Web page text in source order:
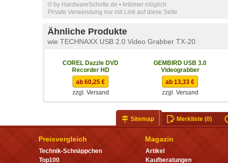
© by HardwareSchotte.de • Irrtümer möglich
Private Verwendung nur mit Link auf diese Seite
Ähnliche Produkte
wie TECHNAXX USB 2.0 Video Grabber TX-20
COREL Dazzle DVD
Recorder HD
GEMBIRD USB 3.0
Videograbber
ab 60,25 €
zzgl. Versand
ab 13,33 €
zzgl. Versand
Sitemap Merkliste(0)
Preisvergleich
Technik-Schnäppchen
Top100
Magazin
Artikel
Kaufberatungen